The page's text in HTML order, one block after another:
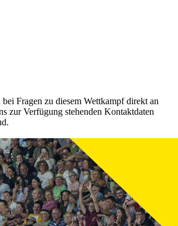
Fragen zu diesem Wettkampf direkt an
zur Verfügung stehenden Kontaktdaten